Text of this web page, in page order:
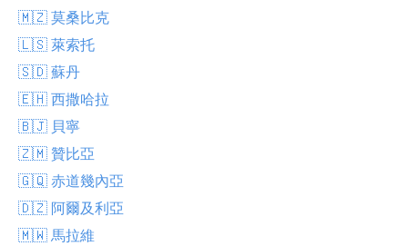
🇲🇿 莫桑比克
🇱🇸 萊索托
🇸🇩 蘇丹
🇪🇭 西撒哈拉
🇧🇯 貝寧
🇿🇲 贊比亞
🇬🇶 赤道幾內亞
🇩🇿 阿爾及利亞
🇲🇼 馬拉維